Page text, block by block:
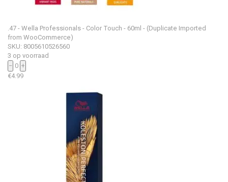
.47 - Wella Professionals - Color Touch - 60ml - (Duplicate Imported
from WooCommerce)
SKU: 8005610526560
3 op voorraad
− 0 +
€4.99